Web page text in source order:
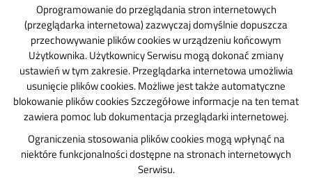
Oprogramowanie do przeglądania stron internetowych
(przeglądarka internetowa) zazwyczaj domyślnie dopuszcza
przechowywanie plików cookies w urządzeniu końcowym
Użytkownika. Użytkownicy Serwisu mogą dokonać zmiany
ustawień w tym zakresie. Przeglądarka internetowa umożliwia
usunięcie plików cookies. Możliwe jest także automatyczne
blokowanie plików cookies Szczegółowe informacje na ten temat
zawiera pomoc lub dokumentacja przeglądarki internetowej.
Ograniczenia stosowania plików cookies mogą wpłynąć na
niektóre funkcjonalności dostępne na stronach internetowych
Serwisu.